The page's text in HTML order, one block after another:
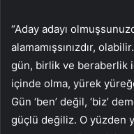
“Aday adayı
alamamışsınızdır,
gün, birlik ve beraberlik
içinde olma, yürek
Gün ‘ben’ değil, ‘biz’
güçlü değiliz. O yüzden